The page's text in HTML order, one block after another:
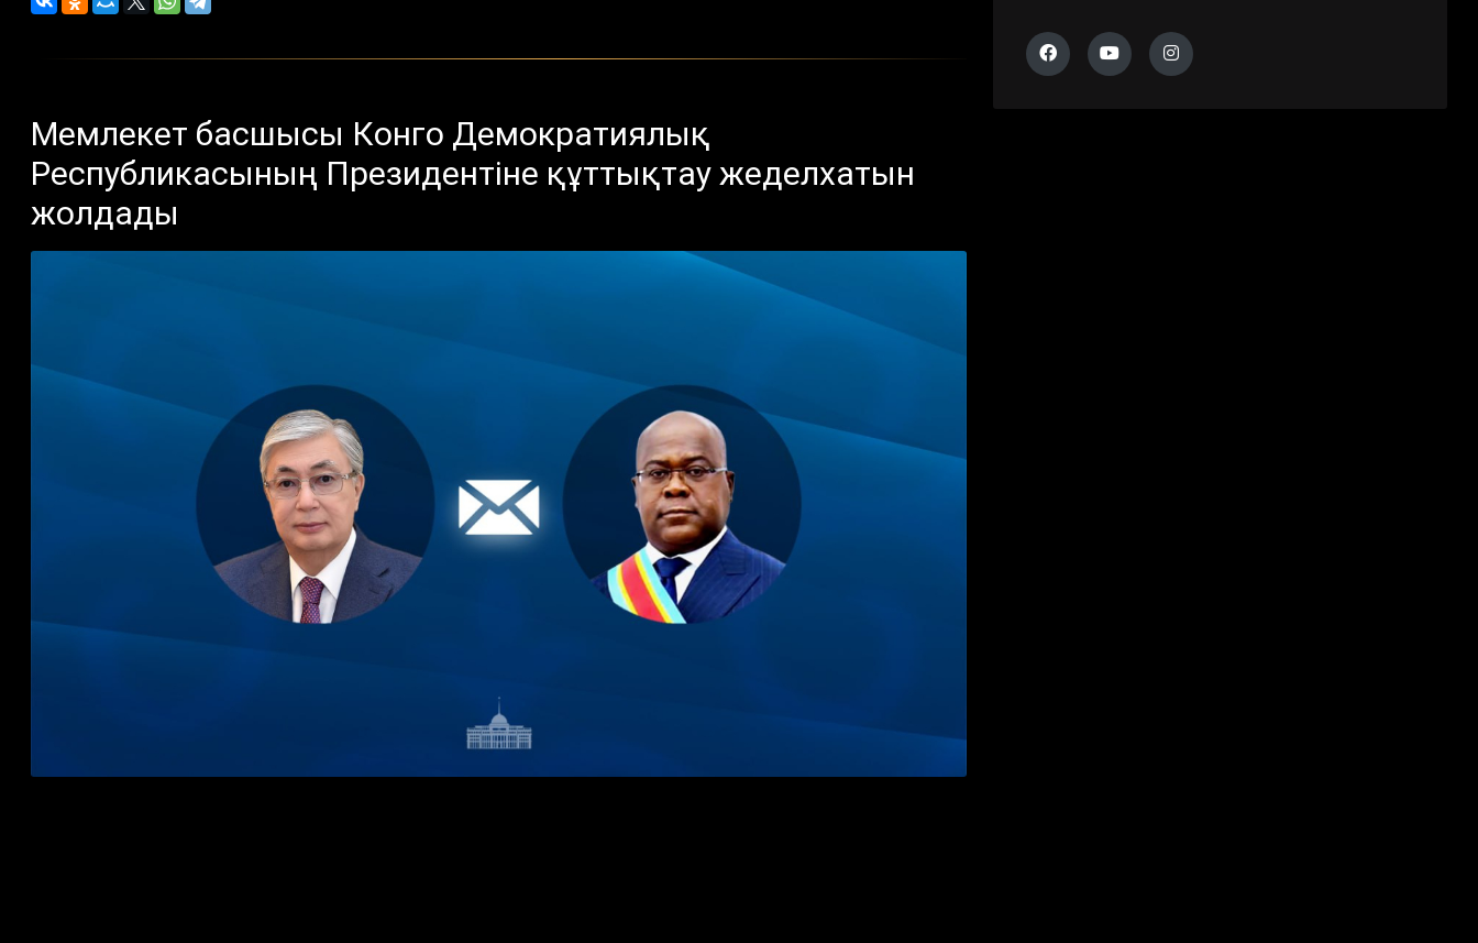
Мемлекет басшысы Конго Демократиялық
Республикасының Президентіне құттықтау жеделхатын
жолдады